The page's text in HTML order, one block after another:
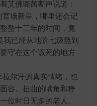
艾佛璐茜嘶声说道：
官场新星，哪里还会记
整十三年的时间，竟
已经从地阶七级熬到
守在这个该死的地方
尔汗的真实情绪，也
容。扭曲的嘴角和狰
位时日无多的老人。